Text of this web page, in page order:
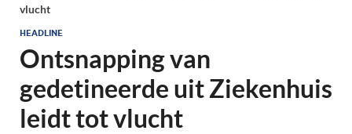
vlucht
HEADLINE
Ontsnapping van
gedetineerde uit Ziekenhuis
leidt tot vlucht